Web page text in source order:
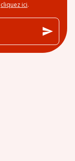
cliquez ici.
send